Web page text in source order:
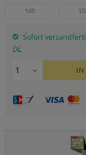
140
Sofort
DE
IN